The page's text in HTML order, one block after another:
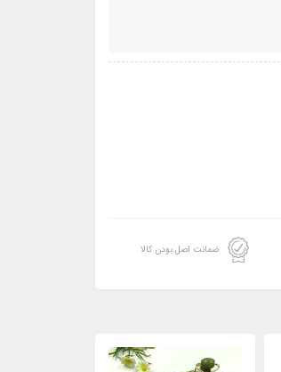
ضمانت اصل بودن کالا